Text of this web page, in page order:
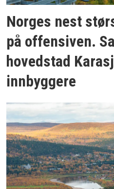
Norges nest
på offensiven.
hovedstad
innbyggere